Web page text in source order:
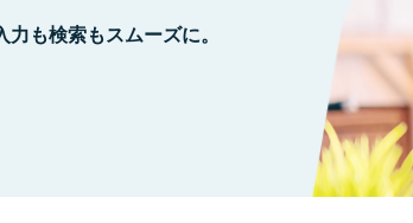
も検索もスムーズに。